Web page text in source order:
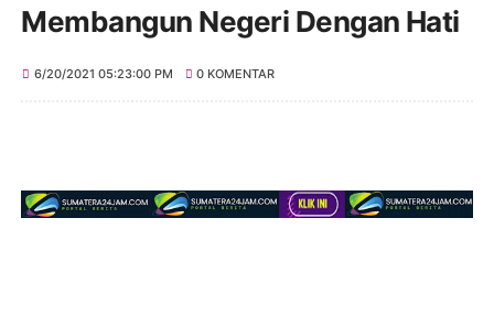
Membangun Negeri Dengan Hati
6/20/2021 05:23:00 PM 0 KOMENTAR